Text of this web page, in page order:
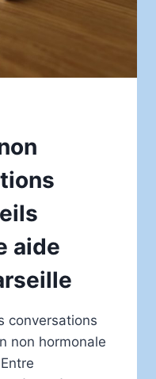
aide
conversations
non hormonale